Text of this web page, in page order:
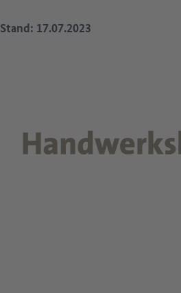
Stand: 17.07.2023